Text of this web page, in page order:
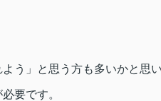
う」と思う方も多いかと思い
要です。